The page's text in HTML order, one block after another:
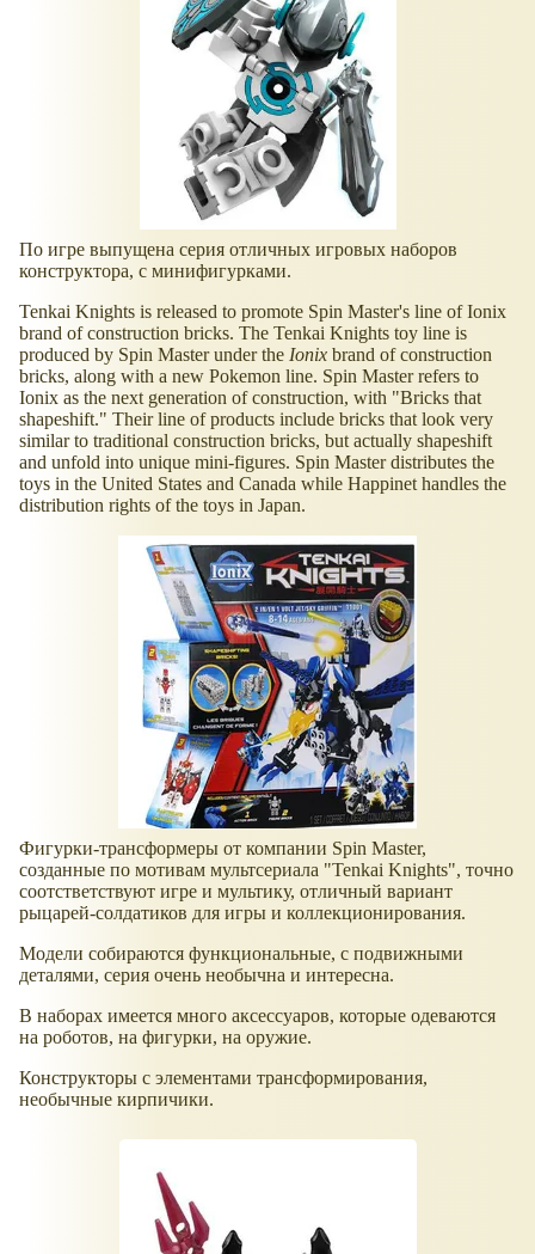
По игре выпущена серия отличных игровых наборов
конструктора, с минифигурками.
Tenkai Knights is released to promote Spin Master's line of Ionix
brand of construction bricks. The Tenkai Knights toy line is
produced by Spin Master under the Ionix brand of construction
bricks, along with a new Pokemon line. Spin Master refers to
Ionix as the next generation of construction, with "Bricks that
shapeshift." Their line of products include bricks that look very
similar to traditional construction bricks, but actually shapeshift
and unfold into unique mini-figures. Spin Master distributes the
toys in the United States and Canada while Happinet handles the
distribution rights of the toys in Japan.
Фигурки-трансформеры от компании Spin Master,
созданные по мотивам мультсериала "Tenkai Knights", точно
соотстветствуют игре и мультику, отличный вариант
рыцарей-солдатиков для игры и коллекционирования.
Модели собираются функциональные, с подвижными
деталями, серия очень необычна и интересна.
В наборах имеется много аксессуаров, которые одеваются
на роботов, на фигурки, на оружие.
Конструкторы с элементами трансформирования,
необычные кирпичики.